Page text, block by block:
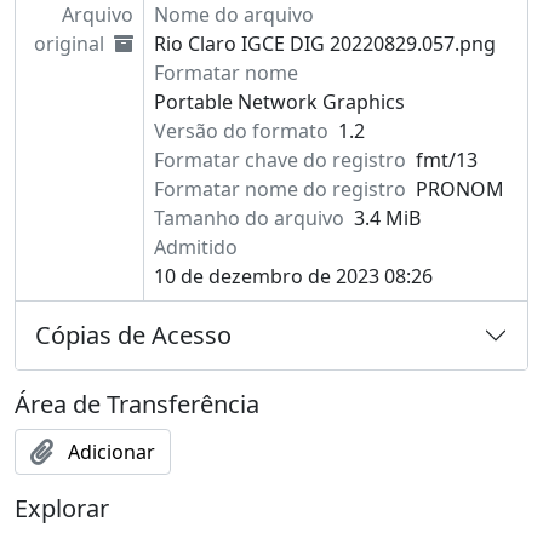
Arquivo
original
Nome do arquivo
Rio Claro IGCE DIG 20220829.057.png
Formatar nome
Portable Network Graphics
Versão do formato 1.2
Formatar chave do registro fmt/13
Formatar nome do registro PRONOM
Tamanho do arquivo 3.4 MiB
Admitido
10 de dezembro de 2023 08:26
Cópias de Acesso
Área de Transferência
Adicionar
Explorar